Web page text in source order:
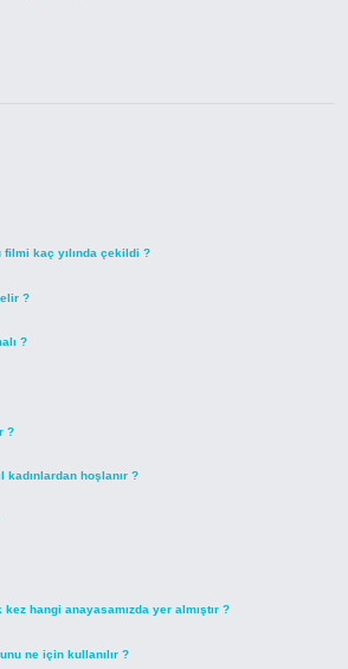
filmi kaç yılında çekildi ?
?
?
?
kadınlardan hoşlanır ?
hangi anayasamızda yer almıştır ?
ne için kullanılır ?